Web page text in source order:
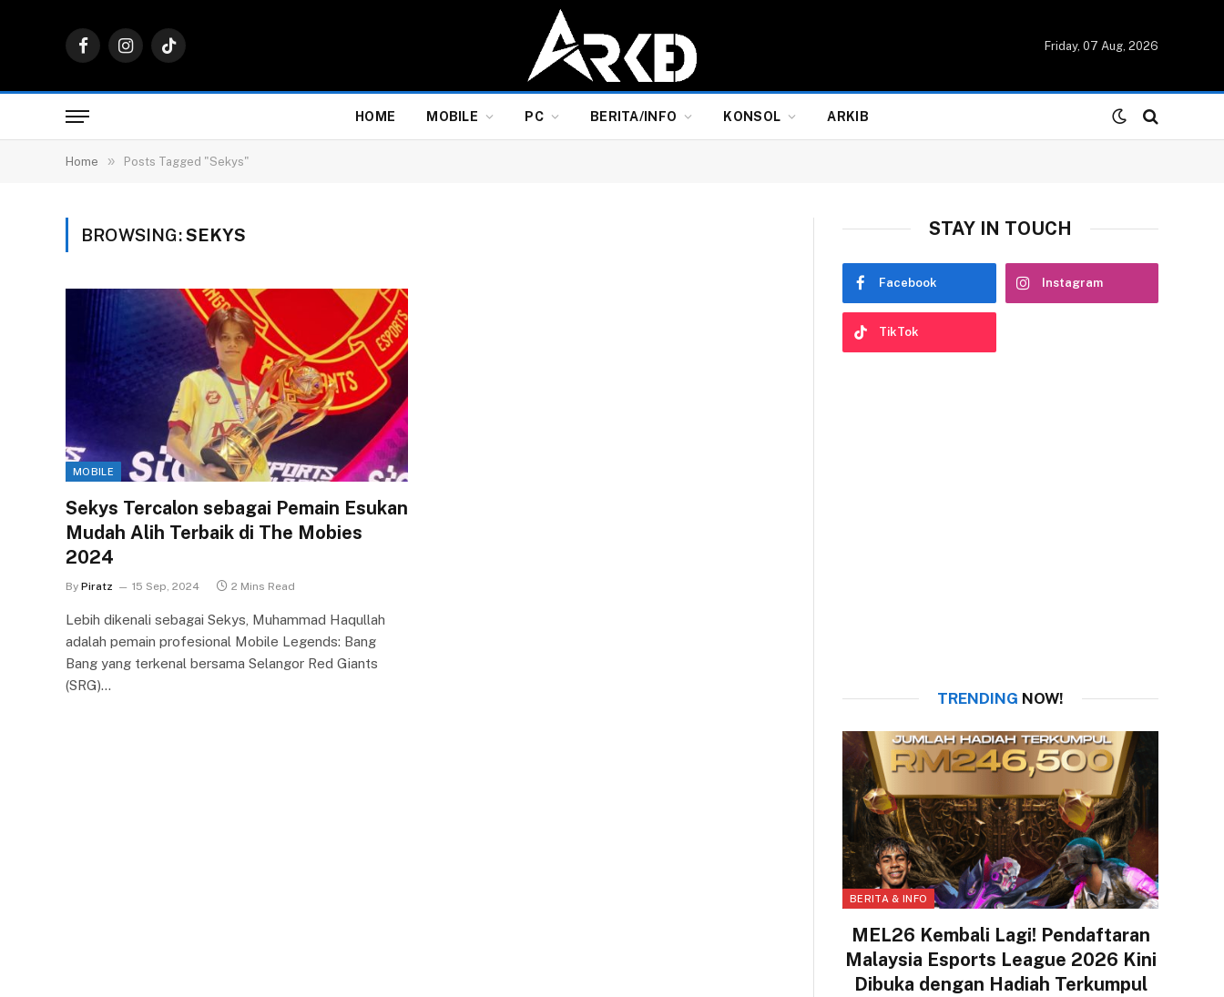
FacebookInstagramTikTok
Friday, 07 Aug, 2026
HOME MOBILE PC BERITA/INFO KONSOL ARKIB
Home » Posts Tagged "Sekys"
BROWSING:SEKYS
MOBILE
Sekys Tercalon sebagai Pemain Esukan
Mudah Alih Terbaik di The Mobies
2024
By Piratz 15 Sep, 2024 2 Mins Read
Lebih dikenali sebagai Sekys, Muhammad Haqullah
adalah pemain profesional Mobile Legends: Bang
Bang yang terkenal bersama Selangor Red Giants
(SRG)…
STAY IN TOUCH
Facebook Instagram
TikTok
TRENDING NOW!
BERITA & INFO
MEL26 Kembali Lagi! Pendaftaran
Malaysia Esports League 2026 Kini
Dibuka dengan Hadiah Terkumpul